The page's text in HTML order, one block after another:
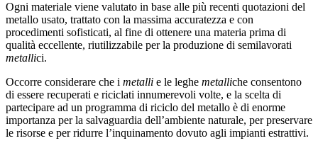
Ogni materiale viene valutato in base alle più recenti quotazioni del
metallo usato, trattato con la massima accuratezza e con
procedimenti sofisticati, al fine di ottenere una materia prima di
qualità eccellente, riutilizzabile per la produzione di semilavorati
metallici.
Occorre considerare che i metalli e le leghe metalliche consentono
di essere recuperati e riciclati innumerevoli volte, e la scelta di
partecipare ad un programma di riciclo del metallo è di enorme
importanza per la salvaguardia dell’ambiente naturale, per preservare
le risorse e per ridurre l’inquinamento dovuto agli impianti estrattivi.